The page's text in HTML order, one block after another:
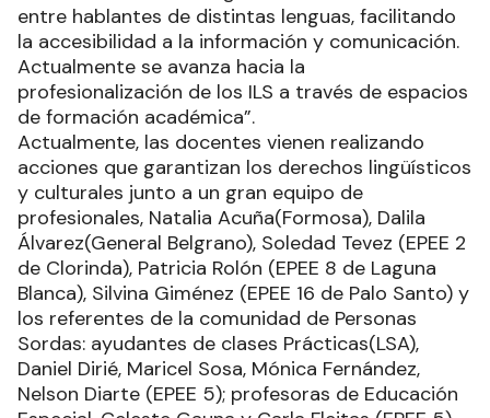
entre hablantes de distintas lenguas, facilitando
la accesibilidad a la información y comunicación.
Actualmente se avanza hacia la
profesionalización de los ILS a través de espacios
de formación académica”.
Actualmente, las docentes vienen realizando
acciones que garantizan los derechos lingüísticos
y culturales junto a un gran equipo de
profesionales, Natalia Acuña(Formosa), Dalila
Álvarez(General Belgrano), Soledad Tevez (EPEE 2
de Clorinda), Patricia Rolón (EPEE 8 de Laguna
Blanca), Silvina Giménez (EPEE 16 de Palo Santo) y
los referentes de la comunidad de Personas
Sordas: ayudantes de clases Prácticas(LSA),
Daniel Dirié, Maricel Sosa, Mónica Fernández,
Nelson Diarte (EPEE 5); profesoras de Educación